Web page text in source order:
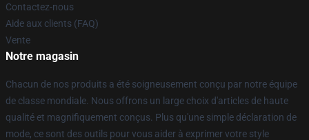
Contactez-nous
Aide aux clients (FAQ)
Vente
Notre magasin
Chacun de nos produits a été soigneusement conçu par notre équipe
de classe mondiale. Nous offrons un large choix d'articles de haute
qualité et magnifiquement conçus. Plus qu'une simple déclaration de
mode, ce sont des outils pour vous aider à exprimer votre style